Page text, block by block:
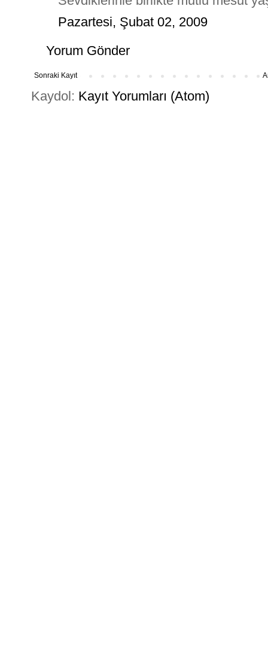
Pazartesi, Şubat 02, 2009
Yorum Gönder
Sonraki Kayıt
Kaydol: Kayıt Yorumları (Atom)